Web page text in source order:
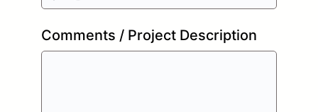
Comments / Project Description